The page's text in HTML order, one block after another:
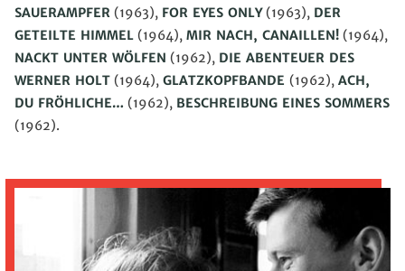
SAUERAMPFER (1963), FOR EYES ONLY(1963), DER
GETEILTE HIMMEL (1964), MIR NACH, CANAILLEN! (1964),
NACKT UNTER WÖLFEN (1962), DIE ABENTEUER DES
WERNER HOLT (1964), GLATZKOPFBANDE (1962), ACH,
DU FRÖHLICHE… (1962), BESCHREIBUNG EINES SOMMERS
(1962).